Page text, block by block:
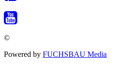
©
Powered by FUCHSBAU Media